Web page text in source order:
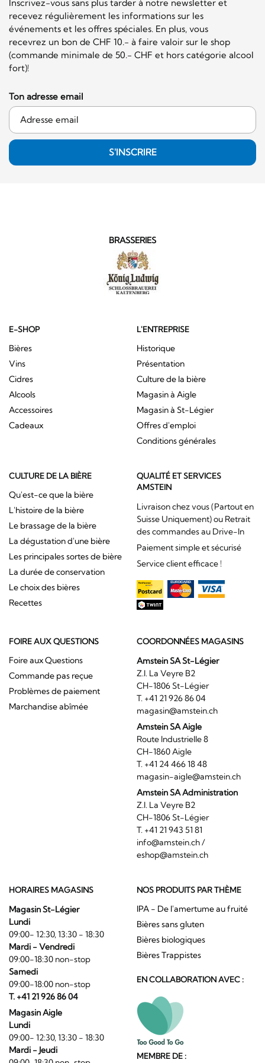
Inscrivez-vous sans plus tarder à notre newsletter et
recevez régulièrement les informations sur les
événements et les offres spéciales. En plus, vous
recevrez un bon de CHF 10.- à faire valoir sur le shop
(commande minimale de 50.- CHF et hors catégorie alcool
fort)!
Ton adresse email
S'INSCRIRE
BRASSERIES
E-SHOP
Bières
Vins
Cidres
Alcools
Accessoires
Cadeaux
L'ENTREPRISE
Historique
Présentation
Culture de la bière
Magasin à Aigle
Magasin à St-Légier
Offres d'emploi
Conditions générales
CULTURE DE LA BIÈRE
Qu'est-ce que la bière
L'histoire de la bière
Le brassage de la bière
La dégustation d'une bière
Les principales sortes de bière
La durée de conservation
Le choix des bières
Recettes
QUALITÉ ET SERVICES
AMSTEIN
Livraison chez vous (Partout en
Suisse Uniquement) ou Retrait
des commandes au Drive-In
Paiement simple et sécurisé
Service client efficace !
FOIRE AUX QUESTIONS
Foire aux Questions
Commande pas reçue
Problèmes de paiement
Marchandise abîmée
COORDONNÉES MAGASINS
Amstein SA St-Légier
Z.I. La Veyre B2
CH-1806 St-Légier
T. +41 21 926 86 04
magasin@amstein.ch
Amstein SA Aigle
Route Industrielle 8
CH-1860 Aigle
T. +41 24 466 18 48
magasin-aigle@amstein.ch
Amstein SA Administration
Z.I. La Veyre B2
CH-1806 St-Légier
T. +41 21 943 51 81
info@amstein.ch/
eshop@amstein.ch
HORAIRES MAGASINS
Magasin St-Légier
Lundi
09:00- 12:30, 13:30 - 18:30
Mardi - Vendredi
09:00-18:30 non-stop
Samedi
09:00-18:00 non-stop
T. +41 21 926 86 04
Magasin Aigle
Lundi
09:00- 12:30, 13:30 - 18:30
Mardi - Jeudi
NOS PRODUITS PAR THÈME
IPA - De l'amertume au fruité
Bières sans gluten
Bières biologiques
Bières Trappistes
EN COLLABORATION AVEC :
MEMBRE DE :